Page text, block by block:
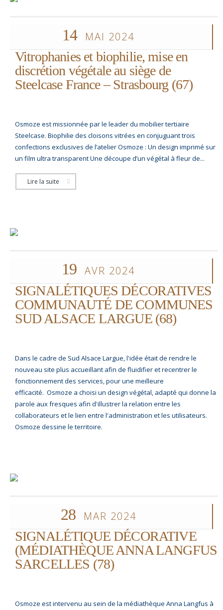
14 MAI 2024
Vitrophanies et biophilie, mise en
discrétion végétale au siège de
Steelcase France – Strasbourg (67)
Osmoze est missionnée par le leader du mobilier tertiaire
Steelcase. Biophilie des cloisons vitrées en conjuguant trois
confections exclusives de l’atelier Osmoze : Un design imprimé sur
un film ultra transparent Une découpe d’un végétal à fleur de...
Lire la suite
19 AVR 2024
SIGNALÉTIQUES DÉCORATIVES
COMMUNAUTÉ DE COMMUNES
SUD ALSACE LARGUE (68)
Dans le cadre de Sud Alsace Largue, l'idée était de rendre le
nouveau site plus accueillant afin de fluidifier et recentrer le
fonctionnement des services, pour une meilleure
efficacité. Osmoze a choisi un design végétal, adapté qui donne la
parole aux fresques afin d'illustrer la relation entre les
collaborateurs et le lien entre l'administration et les utilisateurs.
Osmoze dessine le territoire.
28 MAR 2024
SIGNALÉTIQUE DÉCORATIVE
(MÉDIATHÈQUE ANNA LANGFUS
SARCELLES (78)
Osmoze est intervenu au sein de la médiathèque Anna Langfus à